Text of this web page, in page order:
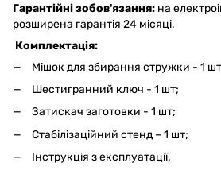
Гарантійні зобов'язання: на
розширена гарантія 24 місяці.
Комплектація:
Мішок для збирання стружки - 1
Шестигранний ключ - 1 шт;
Затискач заготовки - 1 шт;
Стабілізаційний стенд – 1 шт;
Інструкція з експлуатації.